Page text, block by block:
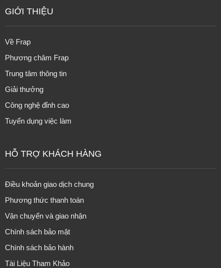
GIỚI THIỆU
Về Frap
Phương châm Frap
Trung tâm thông tin
Giải thưởng
Công nghệ đỉnh cao
Tuyển dụng việc làm
HỖ TRỢ KHÁCH HÀNG
Điều khoản giao dịch chung
Phương thức thanh toán
Vận chuyển và giao nhận
Chính sách bảo mật
Chính sách bảo hành
Tài Liệu Tham Khảo